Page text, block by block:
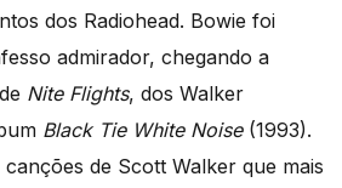
dos Radiohead. Bowie foi
admirador, chegando a
Nite Flights, dos Walker
Black Tie White Noise (1993).
de Scott Walker que mais